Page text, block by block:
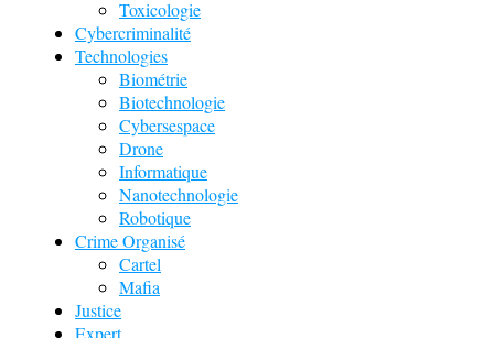
Toxicologie
Cybercriminalité
Technologies
Biométrie
Biotechnologie
Cybersespace
Drone
Informatique
Nanotechnologie
Robotique
Crime Organisé
Cartel
Mafia
Justice
Expert